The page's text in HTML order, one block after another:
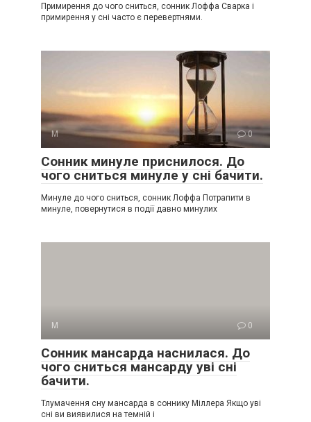
Примирення до чого сниться, сонник Лоффа Сварка і
примирення у сні часто є перевертнями.
М 0
Сонник минуле приснилося. До
чого сниться минуле у сні бачити.
Минуле до чого сниться, сонник Лоффа Потрапити в
минуле, повернутися в події давно минулих
М 0
Сонник мансарда наснилася. До
чого сниться мансарду уві сні
бачити.
Тлумачення сну мансарда в соннику Міллера Якщо уві
сні ви виявилися на темній і